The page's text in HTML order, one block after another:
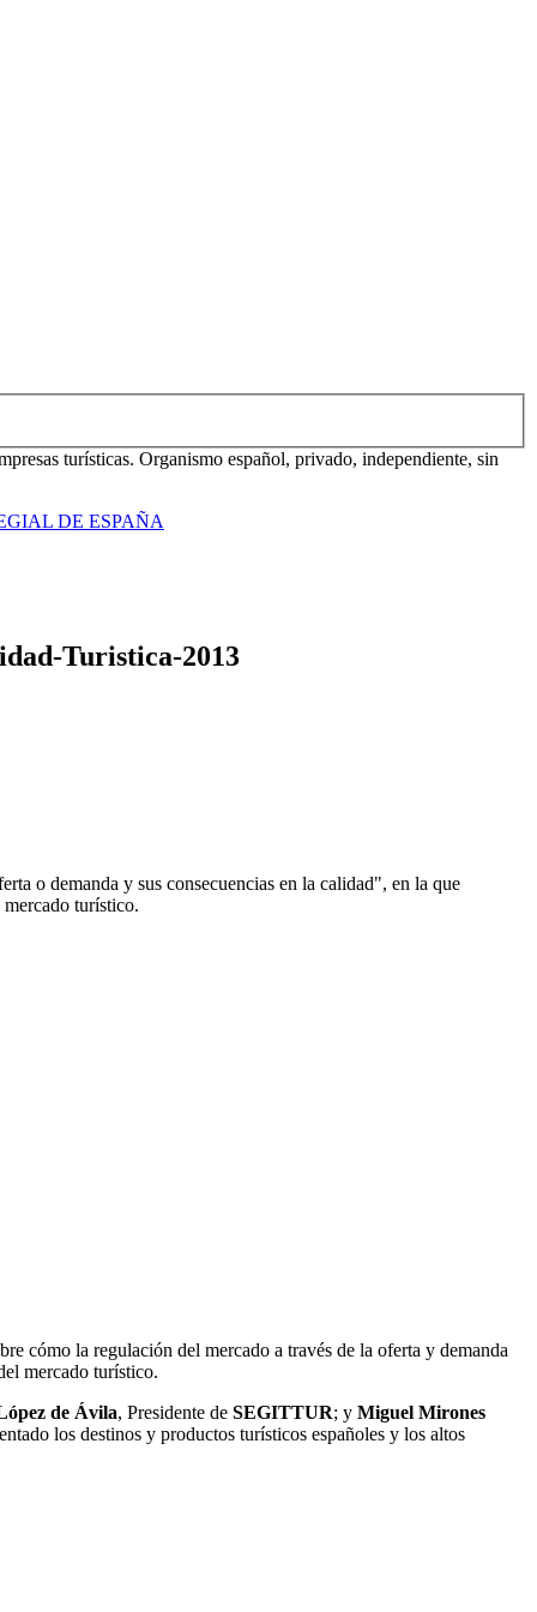
turísticas. Organismo español, privado, independiente, sin
DE ESPAÑA
Turistica-2013
o demanda y sus consecuencias en la calidad", en la que
turístico.
cómo la regulación del mercado a través de la oferta y demanda
mercado turístico.
de Ávila, Presidente de SEGITTUR; y Miguel Mirones
los destinos y productos turísticos españoles y los altos